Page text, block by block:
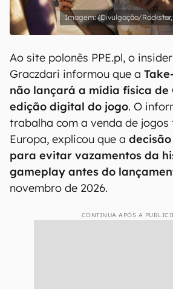
(Divulgação/
Ao site polonês PPE.pl, o
Graczdari informou que a
não lançará a mídia física de
edição digital do jogo. O
trabalha com a venda de jogos
Europa, explicou que a
para evitar vazamentos da
gameplay antes do
novembro de 2026.
CONTINUA APÓS A